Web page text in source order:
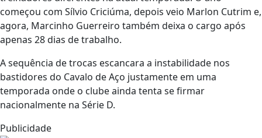
começou com Sílvio Criciúma, depois veio Marlon Cutrim e,
agora, Marcinho Guerreiro também deixa o cargo após
apenas 28 dias de trabalho.
A sequência de trocas escancara a instabilidade nos
bastidores do Cavalo de Aço justamente em uma
temporada onde o clube ainda tenta se firmar
nacionalmente na Série D.
Publicidade